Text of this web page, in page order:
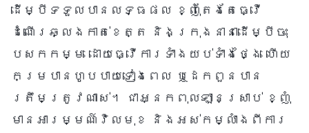
ដើម្បីទទួលបានលទ្ធផល ខ្ញុំតែងតែធ្វើ
ដំណើរឆ្លងកាត់ខេត្ត និងក្រុងនានាដើម្បីចុះ
បេសកកម្ម ដោយធ្វើការទាំងយប់ទាំងថ្ងៃ ហើយ
កម្របានហូបបាយទៀងពេល ឬដេកពួនបាន
ត្រឹមត្រូវណាស់។ ជាអ្នកពុលឡានស្រាប់ ខ្ញុំ
មានអារម្មណ៍វិលមុខ និងអស់កម្លាំងពីការ